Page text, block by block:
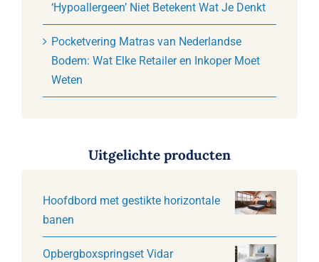
‘Hypoallergeen’ Niet Betekent Wat Je Denkt
Pocketvering Matras van Nederlandse
Bodem: Wat Elke Retailer en Inkoper Moet
Weten
Uitgelichte producten
Hoofdbord met gestikte horizontale
banen
Opbergboxspringset Vidar